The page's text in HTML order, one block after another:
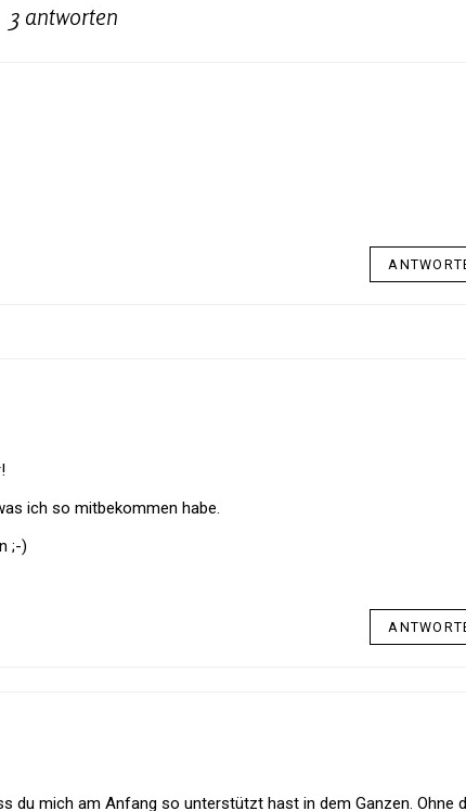
3 antworten
ich so mit­be­kommen habe.
;-)
du mich am Anfang so unter­stützt hast in dem Ganzen. Ohne